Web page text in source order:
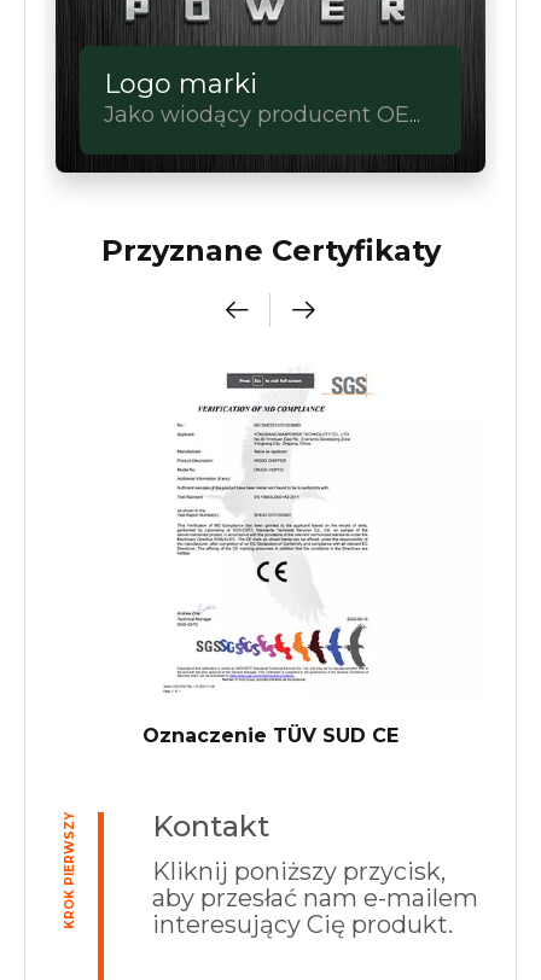
Logo marki
Jako wiodący producent OEM
to.
Przyznane Certyfikaty
Oznaczenie TÜV SUD CE
KROK PIERWSZY Kontakt
Kliknij poniższy przycisk,
aby przesłać nam e-mailem
interesujący Cię produkt.